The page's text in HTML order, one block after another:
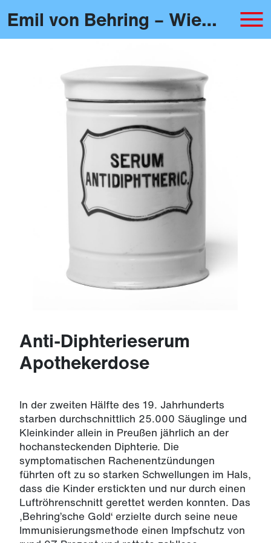
Emil von Behring – Wie Blut wirkt
Anti-Diphterieserum
Apothekerdose
In der zweiten Hälfte des 19. Jahrhunderts
starben durchschnittlich 25.000 Säuglinge und
Kleinkinder allein in Preußen jährlich an der
hochansteckenden Diphterie. Die
symptomatischen Rachenentzündungen
führten oft zu so starken Schwellungen im Hals,
dass die Kinder erstickten und nur durch einen
Luftröhrenschnitt gerettet werden konnten. Das
‚Behring’sche Gold‘ erzielte durch seine neue
Immunisierungsmethode einen Impfschutz von